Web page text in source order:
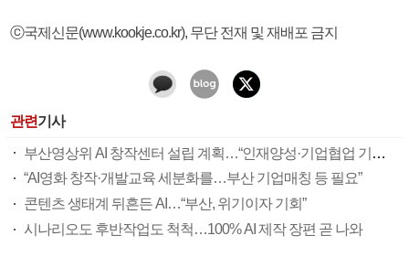
ⓒ국제신문(www.kookje.co.kr), 무단 전재 및 재배포 금지
관련기사
부산영상위 AI 창작센터 설립 계획…“인재양성·기업협업 기반 마련”
“AI영화 창작·개발교육 세분화를…부산 기업매칭 등 필요”
콘텐츠 생태계 뒤흔든 AI…“부산, 위기이자 기회”
시나리오도 후반작업도 척척…100% AI 제작 장편 곧 나와